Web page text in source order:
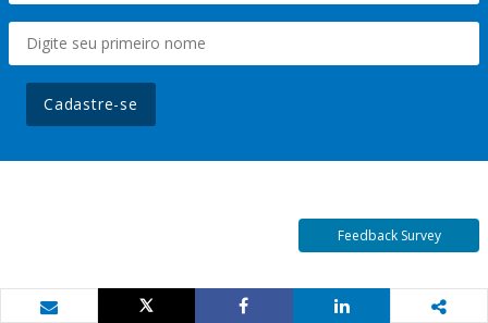
Cadastre-se
Feedback Survey